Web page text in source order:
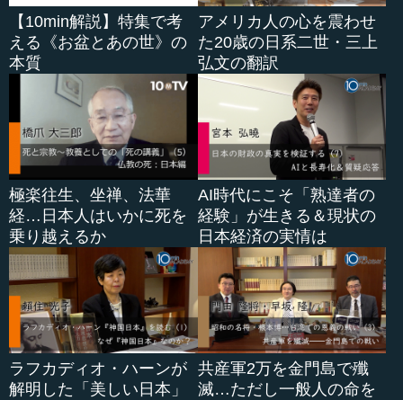
になる社会ができるということです。できなければ、人類
は生き残れません。ではわれわれ旧人類のホモ・サピエン
スが受け持つのは何かというと、悪いところだけです。
―― なるほど、悪いところだけ。
執行 悪いところとは、宇宙的な言葉で言うと「混沌」で
す。混沌。不合理。それから悪い意味の愛。
―― なるほど。混沌、悪い意味の愛。
執行 科学や平等、民主主義、正義といったものでは解決
できない混沌が、われ...
【10min解説】特集で考
える《お盆とあの世》の
本質
アメリカ人の心を震わせ
た20歳の日系二世・三上
弘文の翻訳
極楽往生、坐禅、法華
経…日本人はいかに死を
乗り越えるか
AI時代にこそ「熟達者の
経験」が生きる＆現状の
日本経済の実情は
ラフカディオ・ハーンが
解明した「美しい日本」
共産軍2万を金門島で殲
滅…ただし一般人の命を